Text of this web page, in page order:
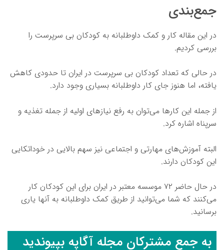
جمع‌بندی
در این مقاله کار و کمک داوطلبانه به کودکان بی سرپرست را
بررسی کردیم.
در حالی که تعداد کودکان بی سرپرست در ایران تا حدودی کاهش
یافته، اما هنوز جای کار داوطلبانه بسیاری وجود دارد.
از جمله این کارها می‌توان به رفع نیازهای اولیه از جمله تغذیه و
سرپناه اشاره کرد.
البته آموزش‌های مهارتی و اجتماعی نیز سهم بالایی در خوداتکایی
این کودکان دارند.
در حال حاضر ۷۲ موسسه معتبر در ایران برای این کودکان کار
می‌کنند که شما می‌توانید از طریق کمک داوطلبانه به آنها یاری
برسانید.
به جمع مشترکان مجله آگاپه بپیوندید